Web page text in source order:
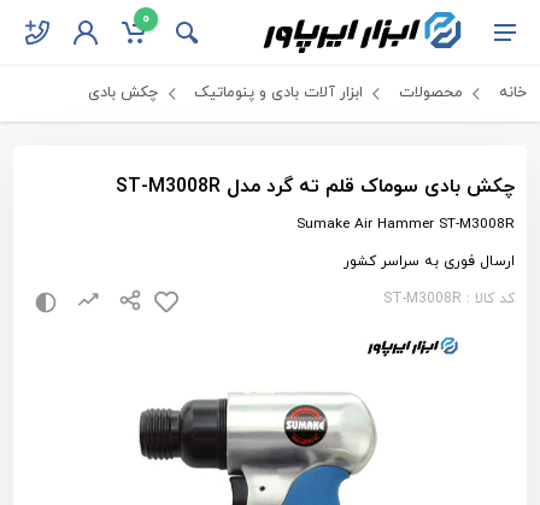
0
خانه محصولات ابزار آلات بادی و پنوماتیک چکش بادی
چکش بادی سوماک قلم ته گرد مدل ST-M3008R
Sumake Air Hammer ST-M3008R
ارسال فوری به سراسر کشور
کد کالا : ST-M3008R